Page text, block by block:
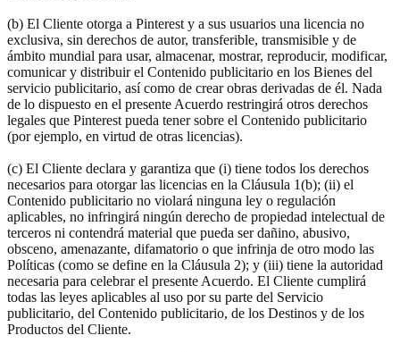
(b) El Cliente otorga a Pinterest y a sus usuarios una licencia no
exclusiva, sin derechos de autor, transferible, transmisible y de
ámbito mundial para usar, almacenar, mostrar, reproducir, modificar,
comunicar y distribuir el Contenido publicitario en los Bienes del
servicio publicitario, así como de crear obras derivadas de él. Nada
de lo dispuesto en el presente Acuerdo restringirá otros derechos
legales que Pinterest pueda tener sobre el Contenido publicitario
(por ejemplo, en virtud de otras licencias).
(c) El Cliente declara y garantiza que (i) tiene todos los derechos
necesarios para otorgar las licencias en la Cláusula 1(b); (ii) el
Contenido publicitario no violará ninguna ley o regulación
aplicables, no infringirá ningún derecho de propiedad intelectual de
terceros ni contendrá material que pueda ser dañino, abusivo,
obsceno, amenazante, difamatorio o que infrinja de otro modo las
Políticas (como se define en la Cláusula 2); y (iii) tiene la autoridad
necesaria para celebrar el presente Acuerdo. El Cliente cumplirá
todas las leyes aplicables al uso por su parte del Servicio
publicitario, del Contenido publicitario, de los Destinos y de los
Productos del Cliente.